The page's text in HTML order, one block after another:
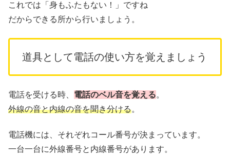
これでは「身もふたもない！」ですね
だからできる所から行いましょう。
道具として電話の使い方を覚えましょう
電話を受ける時、 電話のベル音を覚える。
外線の音と内線の音を聞き分ける。
電話機には、それぞれコール番号が決まっています。
一台一台に外線番号と内線番号があります。